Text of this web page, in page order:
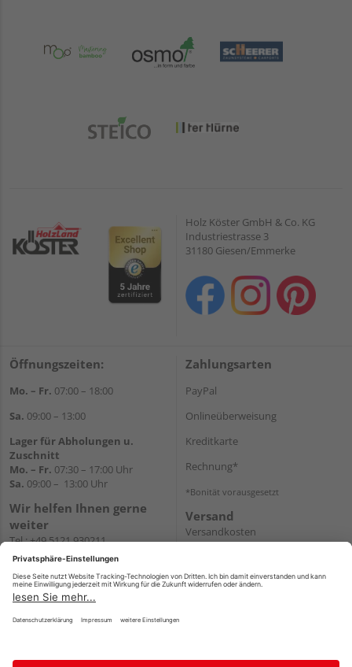
Holz Köster GmbH & Co. KG
Industriestrasse 3
31180 Giesen/Emmerke
Öffnungszeiten:
Mo. – Fr. 07:00 – 18:00
Sa. 09:00 – 13:00
Lager für Abholungen u.
Zuschnitt
Mo. – Fr. 07:30 – 17:00 Uhr
Sa. 09:00 – 13:00 Uhr
Wir helfen Ihnen gerne
weiter
Tel.:+49 5121 930211
E-Mail:holzlandshop@holzland-
Newsletter
Zahlungsarten
PayPal
Onlineüberweisung
Kreditkarte
Rechnung*
*Bonität vorausgesetzt
Versand
Versandkosten
Impressum AGB Widerruf Datenschutz